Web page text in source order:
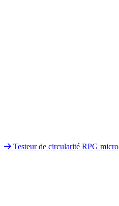
Testeur de circularité RPG micro